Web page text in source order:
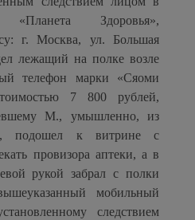
Здоровья»,
г. Москва, ул. Большая
лежащий на полке возле
телефон марки «Сяоми
7 800 рублей,
М., умышленно, из
подошел к витрине с
провизора аптеки, а в
рукой забрал с полки
мобильный
следствием